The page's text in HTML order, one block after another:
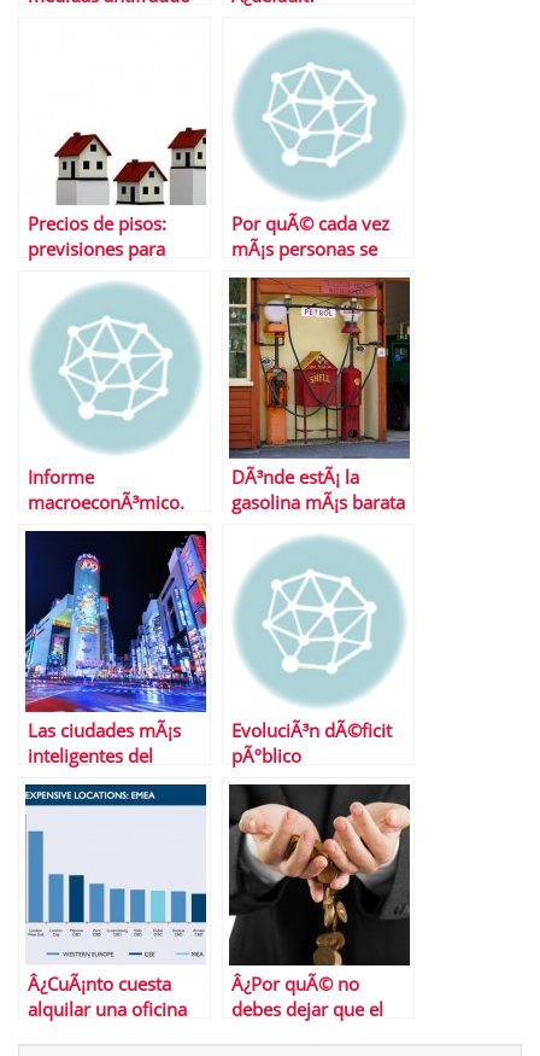
Precios de pisos:
previsiones para
Por quÃ© cada vez
mÃ¡s personas se
sienten atraÃ­das por
las Opciones Binarias
Informe
macroeconÃ³mico.
Del 24 al 28 de
febrero de 2014
DÃ³nde estÃ¡ la
gasolina mÃ¡s barata
Las ciudades mÃ¡s
inteligentes del
mundo
EvoluciÃ³n dÃ©ficit
pÃºblico
Â¿CuÃ¡nto cuesta
alquilar una oficina
Â¿Por quÃ© no
debes dejar que el